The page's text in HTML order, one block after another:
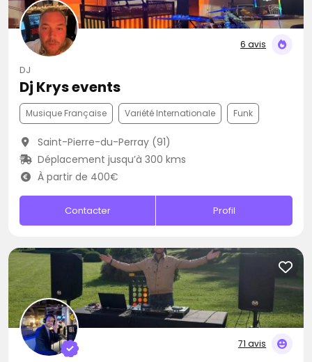
6 avis
DJ
Dj Krys events
Musique Française Variété Internationale Funk
Saint-Pierre-du-Perray (91)
Déplacement jusqu’à 300 kms
À partir de 400€
Contacter Profil
71 avis